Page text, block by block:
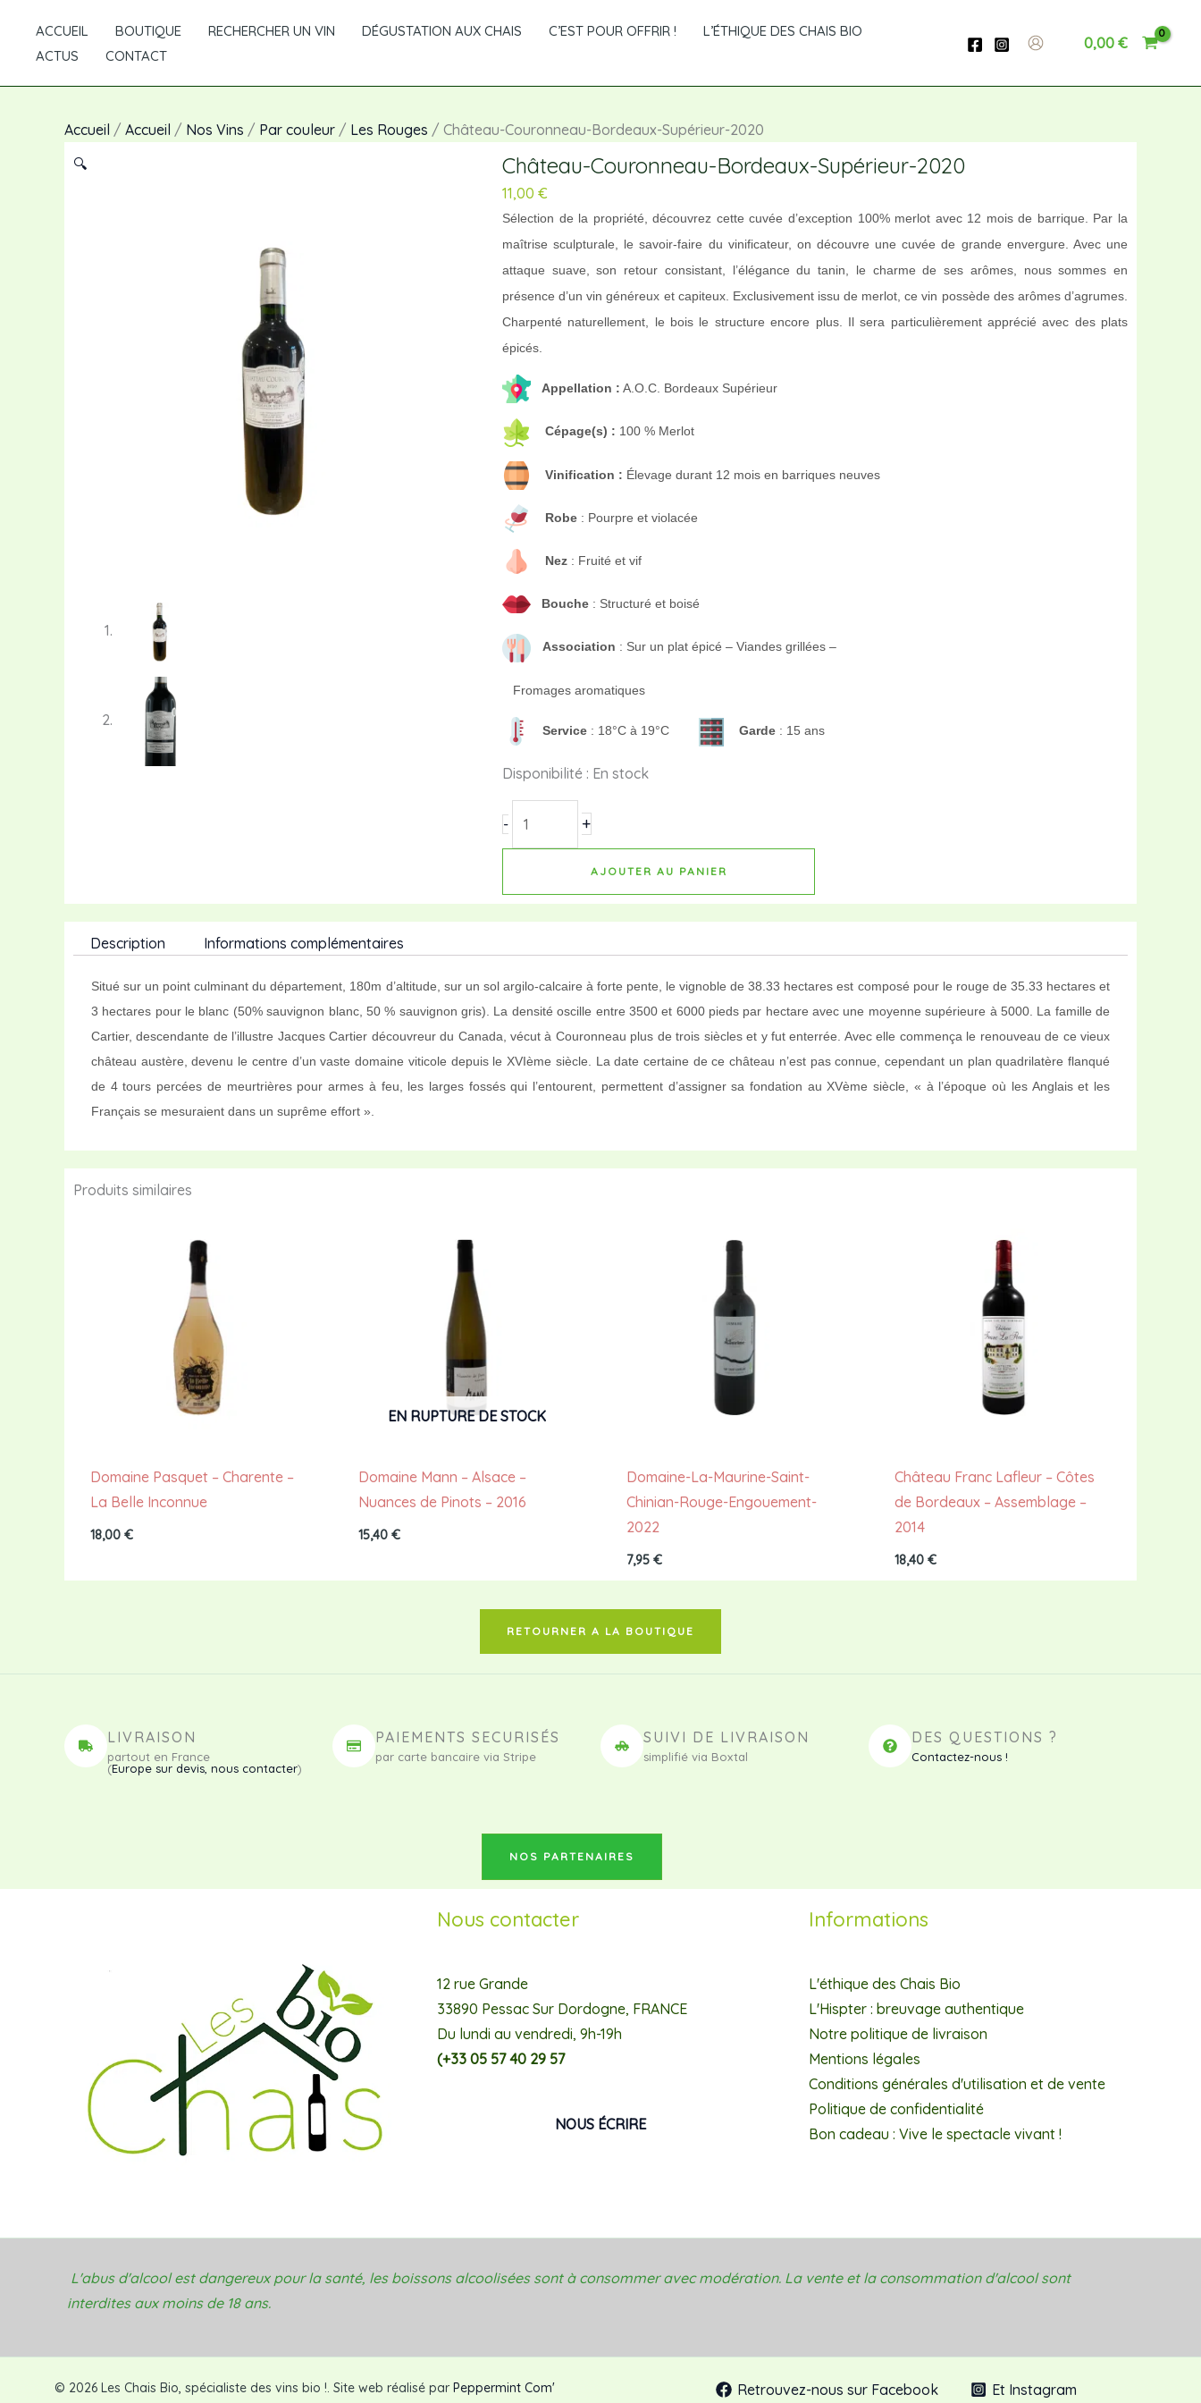
contenu
ACCUEIL BOUTIQUE RECHERCHER UN VIN DÉGUSTATION AUX CHAIS C’EST POUR OFFRIR !
L’ÉTHIQUE DES CHAIS BIO
ACTUS
CONTACT
0,00 €
Accueil / Accueil / Nos Vins / Par couleur / Les Rouges / Château-Couronneau-Bordeaux-Supérieur-2020
🔍
Château-Couronneau-Bordeaux-Supérieur-2020
11,00 €
Sélection de la propriété, découvrez cette cuvée d’exception 100% merlot avec 12 mois de barrique. Par la
maîtrise sculpturale, le savoir-faire du vinificateur, on découvre une cuvée de grande envergure. Avec une
attaque suave, son retour consistant, l’élégance du tanin, le charme de ses arômes, nous sommes en
présence d’un vin généreux et capiteux. Exclusivement issu de merlot, ce vin possède des arômes d’agrumes.
Charpenté naturellement, le bois le structure encore plus. Il sera particulièrement apprécié avec des plats
épicés.
Appellation : A.O.C. Bordeaux Supérieur
Cépage(s) : 100 % Merlot
Vinification : Élevage durant 12 mois en barriques neuves
Robe : Pourpre et violacée
Nez : Fruité et vif
Bouche : Structuré et boisé
Association : Sur un plat épicé – Viandes grillées –
Fromages aromatiques
Service : 18°C à 19°C Garde : 15 ans
Disponibilité : En stock
-
quantité
de
Château-
Couronneau-
Supérieur-
2020
+
AJOUTER AU PANIER
Description Informations complémentaires
Situé sur un point culminant du département, 180m d’altitude, sur un sol argilo-calcaire à forte pente, le vignoble de 38.33 hectares est composé pour le rouge de 35.33 hectares et
3 hectares pour le blanc (50% sauvignon blanc, 50 % sauvignon gris). La densité oscille entre 3500 et 6000 pieds par hectare avec une moyenne supérieure à 5000. La famille de
Cartier, descendante de l’illustre Jacques Cartier découvreur du Canada, vécut à Couronneau plus de trois siècles et y fut enterrée. Avec elle commença le renouveau de ce vieux
château austère, devenu le centre d’un vaste domaine viticole depuis le XVIème siècle. La date certaine de ce château n’est pas connue, cependant un plan quadrilatère flanqué
de 4 tours percées de meurtrières pour armes à feu, les larges fossés qui l’entourent, permettent d’assigner sa fondation au XVème siècle, « à l’époque où les Anglais et les
Français se mesuraient dans un suprême effort ».
Produits similaires
Domaine Pasquet – Charente –
La Belle Inconnue
18,00€
EN RUPTURE DE STOCK
Domaine Mann – Alsace –
Nuances de Pinots – 2016
15,40€
Domaine-La-Maurine-Saint-
Chinian-Rouge-Engouement-
2022
7,95€
Château Franc Lafleur – Côtes
de Bordeaux – Assemblage –
2014
18,40€
RETOURNER A LA BOUTIQUE
LIVRAISON
partout en France
(Europe sur devis, nous contacter)
PAIEMENTS SECURISÉS
par carte bancaire via Stripe
SUIVI DE LIVRAISON
simplifié via Boxtal
DES QUESTIONS ?
Contactez-nous !
NOS PARTENAIRES
Nous contacter
12 rue Grande
33890 Pessac Sur Dordogne, FRANCE
Du lundi au vendredi, 9h-19h
(+33 05 57 40 29 57
NOUS ÉCRIRE
Informations
L'éthique des Chais Bio
L'Hispter : breuvage authentique
Notre politique de livraison
Mentions légales
Conditions générales d'utilisation et de vente
Politique de confidentialité
Bon cadeau : Vive le spectacle vivant !
L'abus d'alcool est dangereux pour la santé, les boissons alcoolisées sont à consommer avec modération. La vente et la consommation d'alcool sont
interdites aux moins de 18 ans.
© 2026 Les Chais Bio, spécialiste des vins bio !. Site web réalisé par Peppermint Com' Retrouvez-nous sur Facebook Et Instagram